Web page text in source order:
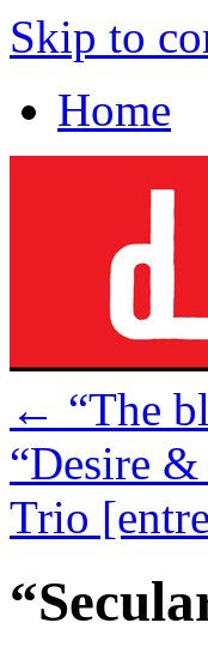
Skip to
Home
← “The
“Desire
Trio